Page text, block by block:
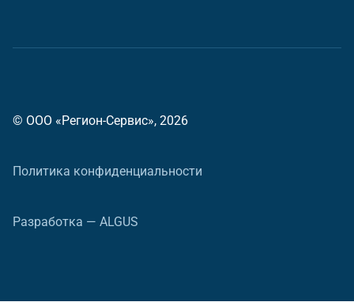
© ООО «Регион-Сервис», 2026
Политика конфиденциальности
Разработка — ALGUS